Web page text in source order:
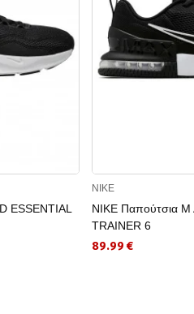
ESSENTIAL
NIKE
NIKE Παπούτσια M
TRAINER 6
89.99 €